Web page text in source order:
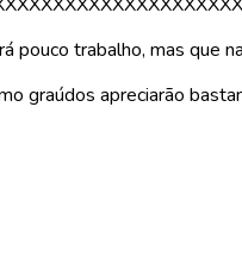
pouco trabalho, mas
graúdos apreciarão